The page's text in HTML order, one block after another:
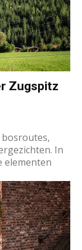
Zugspitz
bosroutes,
In
elementen